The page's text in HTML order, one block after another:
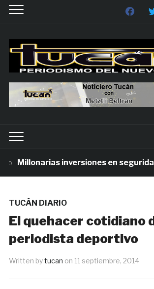
Millonarias inversiones en seguridad
TUCÁN DIARIO
El quehacer cotidiano
periodista deportivo
Written bytucan on 11 septiembre, 2014